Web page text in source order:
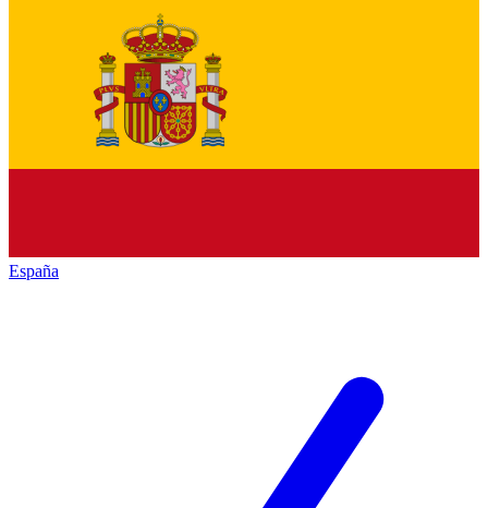
España